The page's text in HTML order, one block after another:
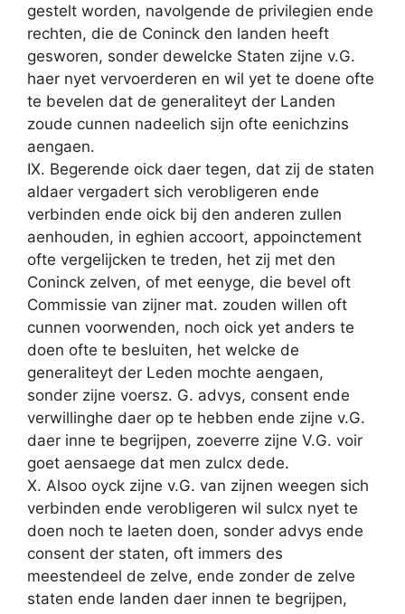
gestelt worden, navolgende de privilegien ende
rechten, die de Coninck den landen heeft
gesworen, sonder dewelcke Staten zijne v.G.
haer nyet vervoerderen en wil yet te doene ofte
te bevelen dat de generaliteyt der Landen
zoude cunnen nadeelich sijn ofte eenichzins
aengaen.
IX. Begerende oick daer tegen, dat zij de staten
aldaer vergadert sich verobligeren ende
verbinden ende oick bij den anderen zullen
aenhouden, in eghien accoort, appoinctement
ofte vergelijcken te treden, het zij met den
Coninck zelven, of met eenyge, die bevel oft
Commissie van zijner mat. zouden willen oft
cunnen voorwenden, noch oick yet anders te
doen ofte te besluiten, het welcke de
generaliteyt der Leden mochte aengaen,
sonder zijne voersz. G. advys, consent ende
verwillinghe daer op te hebben ende zijne v.G.
daer inne te begrijpen, zoeverre zijne V.G. voir
goet aensaege dat men zulcx dede.
X. Alsoo oyck zijne v.G. van zijnen weegen sich
verbinden ende verobligeren wil sulcx nyet te
doen noch te laeten doen, sonder advys ende
consent der staten, oft immers des
meestendeel de zelve, ende zonder de zelve
staten ende landen daer innen te begrijpen,